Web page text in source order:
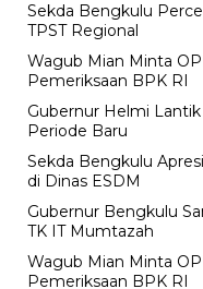
Sekda Bengkulu
TPST Regional
Wagub Mian Minta
Pemeriksaan BPK RI
Gubernur Helmi
Periode Baru
Sekda Bengkulu
di Dinas ESDM
Gubernur Bengkulu
TK IT Mumtazah
Wagub Mian Minta
Pemeriksaan BPK RI